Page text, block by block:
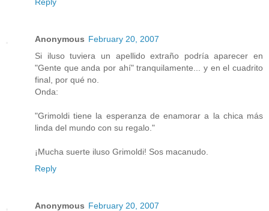
Anonymous February 20, 2007
Si iluso tuviera un apellido extraño podría aparecer en
"Gente que anda por ahí" tranquilamente... y en el cuadrito
final, por qué no.
Onda:
"Grimoldi tiene la esperanza de enamorar a la chica más
linda del mundo con su regalo."
¡Mucha suerte iluso Grimoldi! Sos macanudo.
Reply
Anonymous February 20, 2007